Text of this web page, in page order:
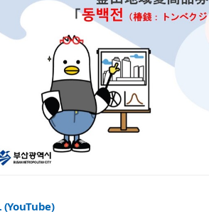
(YouTube)